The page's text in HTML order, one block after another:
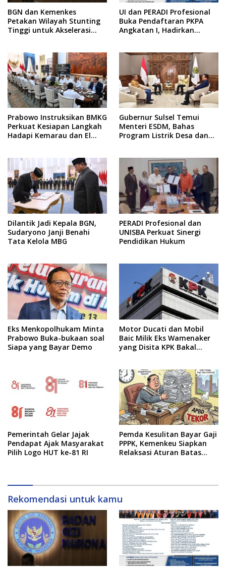
BGN dan Kemenkes
Petakan Wilayah Stunting
Tinggi untuk Akselerasi
UI dan PERADI Profesional
Buka Pendaftaran PKPA
Angkatan I, Hadirkan
Prabowo Instruksikan BMKG
Perkuat Kesiapan Langkah
Hadapi Kemarau dan El
Gubernur Sulsel Temui
Menteri ESDM, Bahas
Program Listrik Desa dan
Dilantik Jadi Kepala BGN,
Sudaryono Janji Benahi
Tata Kelola MBG
PERADI Profesional dan
UNISBA Perkuat Sinergi
Pendidikan Hukum
Eks Menkopolhukam Minta
Prabowo Buka-bukaan soal
Siapa yang Bayar Demo
Motor Ducati dan Mobil
Baic Milik Eks Wamenaker
yang Disita KPK Bakal
Pemerintah Gelar Jajak
Pendapat Ajak Masyarakat
Pilih Logo HUT ke-81 RI
Pemda Kesulitan Bayar Gaji
PPPK, Kemenkeu Siapkan
Relaksasi Aturan Batas
Rekomendasi untuk kamu